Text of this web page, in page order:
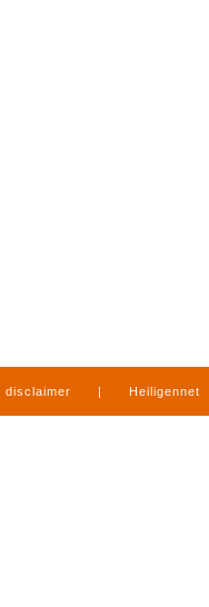
disclaimer | Heiligennet